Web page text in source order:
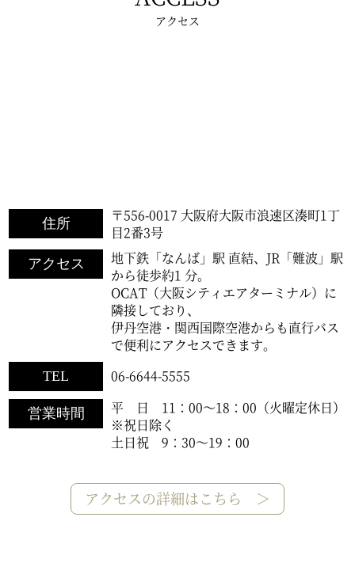
アクセス
住所
〒556-0017 大阪府大阪市浪速区湊町1丁
目2番3号
アクセス
地下鉄「なんば」駅 直結、JR「難波」駅
から徒歩約1 分。
OCAT（大阪シティエアターミナル）に
隣接しており、
伊丹空港・関西国際空港からも直行バス
で便利にアクセスできます。
TEL 06-6644-5555
営業時間
平 日 11：00～18：00（火曜定休日）
※祝日除く
土日祝 9：30～19：00
アクセスの詳細はこちら ＞